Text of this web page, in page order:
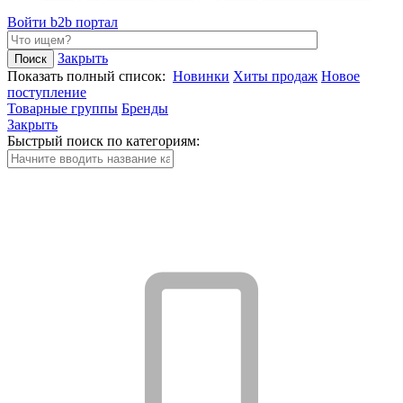
Войти b2b портал
Закрыть
Показать полный список: Новинки Хиты продаж Новое
поступление
Товарные группы Бренды
Закрыть
Быстрый поиск по категориям: